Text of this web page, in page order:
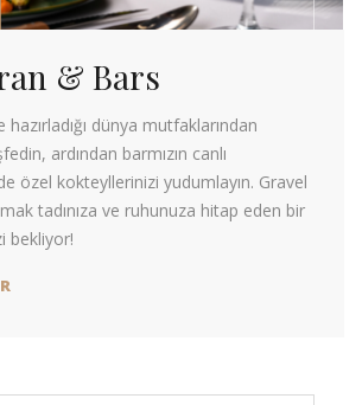
& Bars
dünya mutfaklarından
ardından barmızın canlı
özel kokteyllerinizi yudumlayın. Gravel
tadınıza ve ruhunuza hitap eden bir
bekliyor!